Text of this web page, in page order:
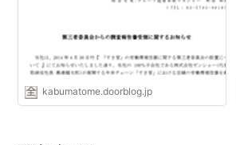
kabumatome.doorblog.jp